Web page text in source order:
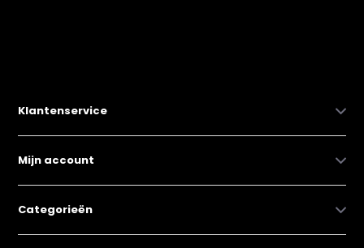
Klantenservice
Mijn account
Categorieën